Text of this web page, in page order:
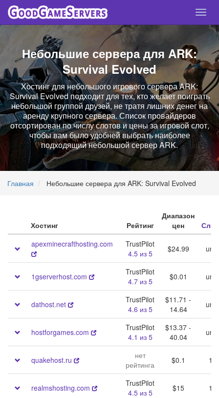
Небольшие сервера для ARK:
Survival Evolved
Хостинг для небольшого игрового сервера ARK:
Survival Evolved подходит для тех, кто желает поиграть
небольшой группой друзей, не тратя лишних денег на
аренду крупного сервера. Список провайдеров
отсортирован по числу слотов и цены за игровой слот,
чтобы вам было удобней выбрать наиболее
подходящий небольшой сервер ARK.
Главная Небольшие сервера для ARK: Survival Evolved
Хостинг Рейтинг
Диапазон
цен
apexminecrafthosting.com
TrustPilot
4.5 из 5
$24.99
1gserverhost.com
TrustPilot
4.7 из 5
$0.01
dathost.net
TrustPilot
4.6 из 5
$11.71 -
14.64
hostforgames.com
TrustPilot
4.1 из 5
$13.37 -
40.04
quakehost.ru
нет
рейтинга
$0.1 1 -
realmshosting.com
TrustPilot
4.5 из 5
$15 1 -